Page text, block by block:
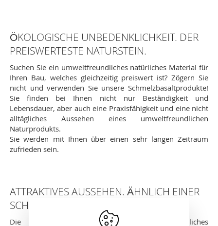
ÖKOLOGISCHE UNBEDENKLICHKEIT. DER
PREISWERTESTE NATURSTEIN.
Suchen Sie ein umweltfreundliches natürliches Material für
Ihren Bau, welches gleichzeitig preiswert ist? Zögern Sie
nicht und verwenden Sie unsere Schmelzbasaltprodukte!
Sie finden bei Ihnen nicht nur Beständigkeit und
Lebensdauer, aber auch eine Praxisfähigkeit und eine nicht
alltägliches Aussehen eines umweltfreundlichen
Naturprodukts.
Sie werden mit Ihnen über einen sehr langen Zeitraum
zufrieden sein.
ATTRAKTIVES AUSSEHEN. ÄHNLICH EINER
SCHNEEFLOCKE.
Die Basaltsteinplatten haben ein nicht alltägliches